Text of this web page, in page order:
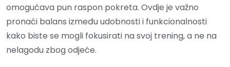
omogućava pun raspon pokreta. Ovdje je važno
pronaći balans između udobnosti i funkcionalnosti
kako biste se mogli fokusirati na svoj trening, a ne na
nelagodu zbog odjeće.